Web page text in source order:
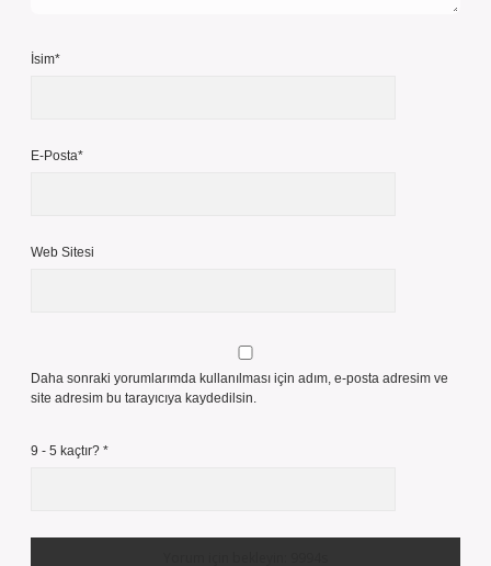
İsim*
E-Posta*
Web Sitesi
Daha sonraki yorumlarımda kullanılması için adım, e-posta adresim ve
site adresim bu tarayıcıya kaydedilsin.
9 - 5 kaçtır? *